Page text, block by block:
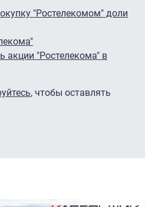
"Ростелекомом" доли
акции "Ростелекома" в
, чтобы оставлять